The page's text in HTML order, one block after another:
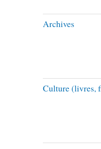
Archives
Culture (livres,